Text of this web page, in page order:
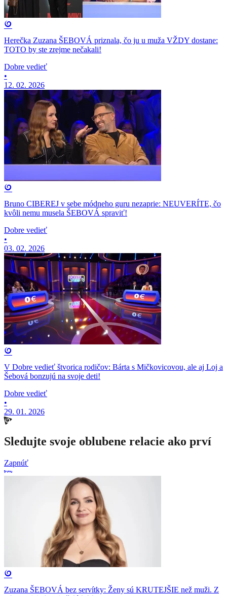
Herečka Zuzana ŠEBOVÁ priznala, čo ju u muža VŽDY dostane:
TOTO by ste zrejme nečakali!
Dobre vedieť
•
12. 02. 2026
Bruno CIBEREJ v sebe módneho guru nezaprie: NEUVERÍTE, čo
kvôli nemu musela ŠEBOVÁ spraviť!
Dobre vedieť
•
03. 02. 2026
V Dobre vedieť štvorica rodičov: Bárta s Mičkovicovou, ale aj Loj a
Šebová bonzujú na svoje deti!
Dobre vedieť
•
29. 01. 2026
Sledujte svoje oblubene relacie ako prví
Zapnúť
Zuzana ŠEBOVÁ bez servítky: Ženy sú KRUTEJŠIE než muži. Z